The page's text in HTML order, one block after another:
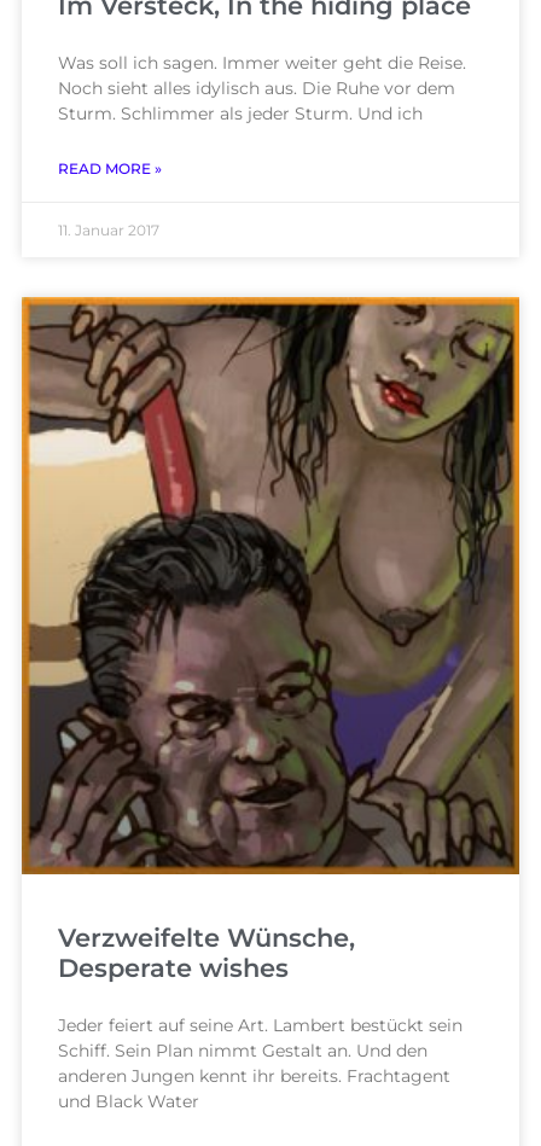
Was soll ich sagen. Immer weiter geht die Reise.
Noch sieht alles idylisch aus. Die Ruhe vor dem
Sturm. Schlimmer als jeder Sturm. Und ich
READ MORE »
11. Januar 2017
Verzweifelte Wünsche,
Desperate wishes
Jeder feiert auf seine Art. Lambert bestückt sein
Schiff. Sein Plan nimmt Gestalt an. Und den
anderen Jungen kennt ihr bereits. Frachtagent
und Black Water